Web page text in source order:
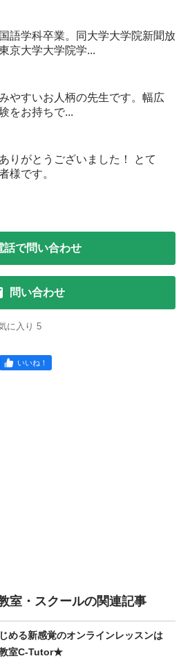
語学科卒業。同大学大学院新聞放
京大学大学院学...
やすいお人柄の先生です。幅広
をお持ちで...
りがとうございました！ とて
様です。
話で問い合わせ
問い合わせ
に入り 5
いいね！
室・スクールの関連記事
める新感覚のオンラインレッスンは
室C-Tutor★